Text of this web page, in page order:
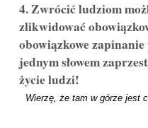
4. Zwrócić ludziom
zlikwidować
obowiązkowe
jednym słowem
życie ludzi!
Wierzę, że tam w górze jest